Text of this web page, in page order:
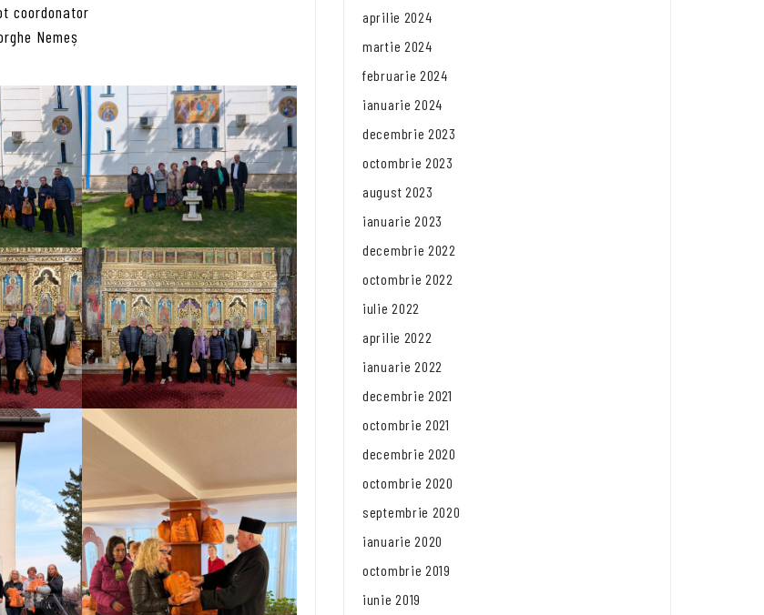
coordonator
Nemeș
aprilie 2024
martie 2024
februarie 2024
ianuarie 2024
decembrie 2023
octombrie 2023
august 2023
ianuarie 2023
decembrie 2022
octombrie 2022
iulie 2022
aprilie 2022
ianuarie 2022
decembrie 2021
octombrie 2021
decembrie 2020
octombrie 2020
septembrie 2020
ianuarie 2020
octombrie 2019
iunie 2019